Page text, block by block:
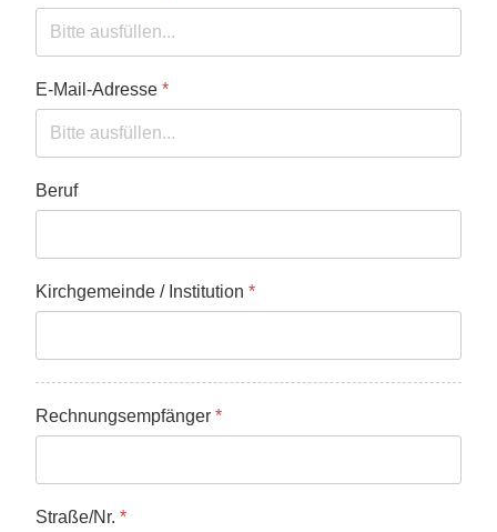
E-Mail-Adresse *
Beruf
Kirchgemeinde / Institution *
Rechnungsempfänger *
Straße/Nr. *